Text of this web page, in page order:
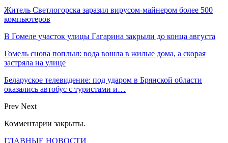
Житель Светлогорска заразил вирусом-майнером более 500
компьютеров
В Гомеле участок улицы Гагарина закрыли до конца августа
Гомель снова поплыл: вода вошла в жилые дома, а скорая
застряла на улице
Беларуское телевидение: под ударом в Брянской области
оказались автобус с туристами и…
Prev Next
Комментарии закрыты.
ГЛАВНЫЕ НОВОСТИ